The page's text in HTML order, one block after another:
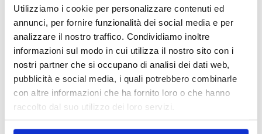
Utilizziamo i cookie per personalizzare contenuti ed
annunci, per fornire funzionalità dei social media e per
analizzare il nostro traffico. Condividiamo inoltre
informazioni sul modo in cui utilizza il nostro sito con i
nostri partner che si occupano di analisi dei dati web,
pubblicità e social media, i quali potrebbero combinarle
con altre informazioni che ha fornito loro o che hanno
raccolto dal suo utilizzo dei loro servizi.
Vivere fino a 122 anni “ Non sarà
un’eccezione”
30 Giugno 2018
IL MENSILE ASSINEWS LUGLIO-
AGOSTO 2026